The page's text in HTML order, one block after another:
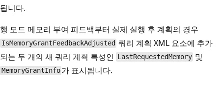
됩니다.
행 모드 메모리 부여 피드백부터 실제 실행 후 계획의 경우
IsMemoryGrantFeedbackAdjusted 쿼리 계획 XML 요소에 추가
되는 두 개의 새 쿼리 계획 특성인
LastRequestedMemory 및
MemoryGrantInfo 가 표시됩니다.